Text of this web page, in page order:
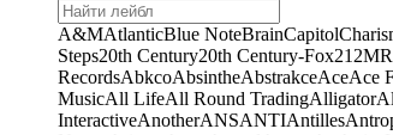
A&MAtlanticBlue NoteBrainCapitol
Steps20th Century20th Century-Fox21 2MR
RecordsAbkcoAbsintheAbstrakceAceAce
MusicAll LifeAll Round TradingAlligator
InteractiveAnotherANSANTIAntilles